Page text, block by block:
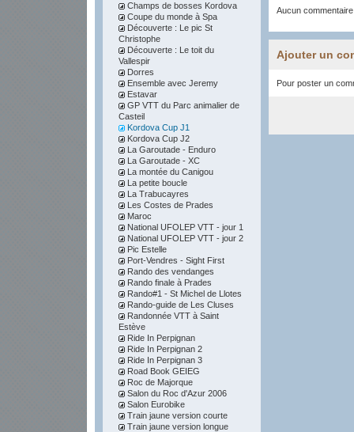
Champs de bosses Kordova
Coupe du monde à Spa
Découverte : Le pic St
Christophe
Découverte : Le toit du
Vallespir
Dorres
Ensemble avec Jeremy
Estavar
GP VTT du Parc animalier de
Casteil
Kordova Cup J1
Kordova Cup J2
La Garoutade - Enduro
La Garoutade - XC
La montée du Canigou
La petite boucle
La Trabucayres
Les Costes de Prades
Maroc
National UFOLEP VTT - jour 1
National UFOLEP VTT - jour 2
Pic Estelle
Port-Vendres - Sight First
Rando des vendanges
Rando finale à Prades
Rando#1 - St Michel de Llotes
Rando-guide de Les Cluses
Randonnée VTT à Saint
Estève
Ride In Perpignan
Ride In Perpignan 2
Ride In Perpignan 3
Road Book GEIEG
Roc de Majorque
Salon du Roc d'Azur 2006
Salon Eurobike
Train jaune version courte
Train jaune version longue
Aucun
Ajouter un
Pour poster un